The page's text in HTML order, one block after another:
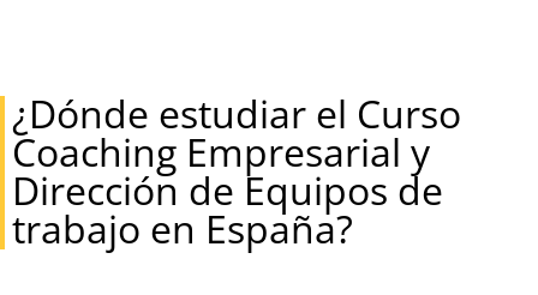
¿Dónde estudiar el Curso
Coaching Empresarial y
Dirección de Equipos de
trabajo en España?